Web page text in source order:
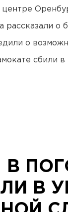
рассказали о
о
сбили в
В
В